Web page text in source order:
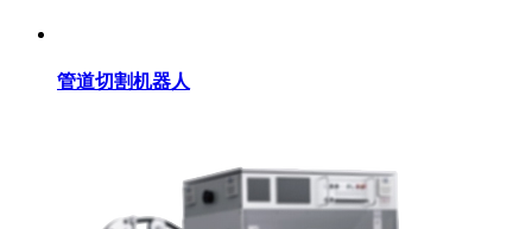
管道切割机器人